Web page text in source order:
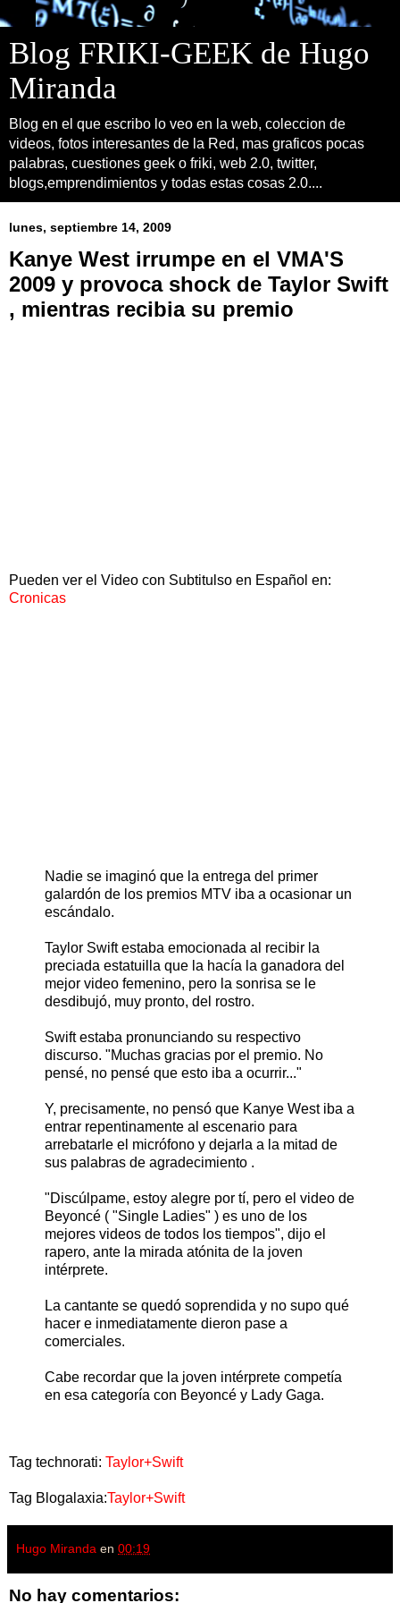
Blog FRIKI-GEEK de Hugo
Miranda
Blog en el que escribo lo veo en la web, coleccion de
videos, fotos interesantes de la Red, mas graficos pocas
palabras, cuestiones geek o friki, web 2.0, twitter,
blogs,emprendimientos y todas estas cosas 2.0....
lunes, septiembre 14, 2009
Kanye West irrumpe en el VMA'S
2009 y provoca shock de Taylor Swift
, mientras recibia su premio
Pueden ver el Video con Subtitulso en Español en:
Cronicas
Nadie se imaginó que la entrega del primer
galardón de los premios MTV iba a ocasionar un
escándalo.
Taylor Swift estaba emocionada al recibir la
preciada estatuilla que la hacía la ganadora del
mejor video femenino, pero la sonrisa se le
desdibujó, muy pronto, del rostro.
Swift estaba pronunciando su respectivo
discurso. "Muchas gracias por el premio. No
pensé, no pensé que esto iba a ocurrir..."
Y, precisamente, no pensó que Kanye West iba a
entrar repentinamente al escenario para
arrebatarle el micrófono y dejarla a la mitad de
sus palabras de agradecimiento .
"Discúlpame, estoy alegre por tí, pero el video de
Beyoncé ( "Single Ladies" ) es uno de los
mejores videos de todos los tiempos", dijo el
rapero, ante la mirada atónita de la joven
intérprete.
La cantante se quedó soprendida y no supo qué
hacer e inmediatamente dieron pase a
comerciales.
Cabe recordar que la joven intérprete competía
en esa categoría con Beyoncé y Lady Gaga.
Tag technorati: Taylor+Swift
Tag Blogalaxia:Taylor+Swift
Hugo Miranda en 00:19
No hay comentarios: